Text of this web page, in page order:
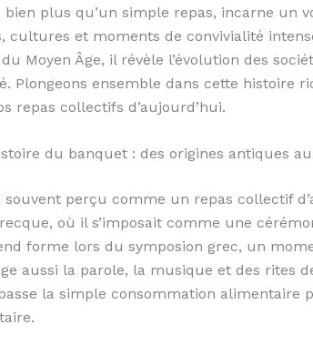
bien plus qu’un simple repas, incarne un
cultures et moments de convivialité
Moyen Âge, il révèle l’évolution des
Plongeons ensemble dans cette histoire
repas collectifs d’aujourd’hui.
du banquet : des origines antiques
souvent perçu comme un repas collectif
où il s’imposait comme une
forme lors du symposion grec, un
aussi la parole, la musique et des rites
la simple consommation alimentaire